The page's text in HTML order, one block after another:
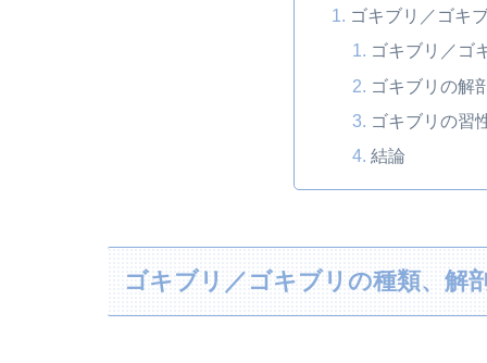
ゴキブリ／ゴキ
ゴキブリ／ゴ
ゴキブリの解
ゴキブリの習
結論
ゴキブリ／ゴキブリの種類、解